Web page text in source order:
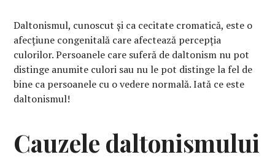
Daltonismul, cunoscut și ca cecitate cromatică, este o
afecțiune congenitală care afectează percepția
culorilor. Persoanele care suferă de daltonism nu pot
distinge anumite culori sau nu le pot distinge la fel de
bine ca persoanele cu o vedere normală. Iată ce este
daltonismul!
Cauzele daltonismului